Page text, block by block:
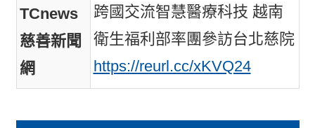
TCnews
慈善新聞
網
跨國交流智慧醫療科技 越南
衛生福利部率團參訪台北慈院
https://reurl.cc/xKVQ24